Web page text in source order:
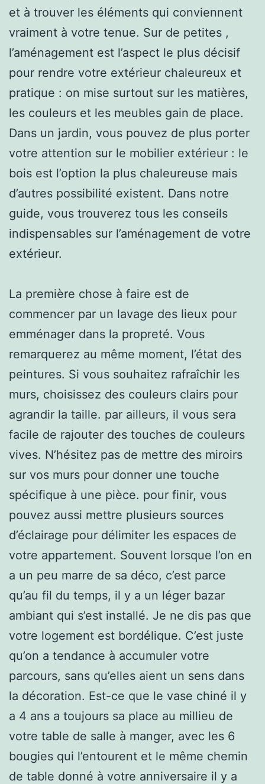
et à trouver les éléments qui conviennent
vraiment à votre tenue. Sur de petites ,
l’aménagement est l’aspect le plus décisif
pour rendre votre extérieur chaleureux et
pratique : on mise surtout sur les matières,
les couleurs et les meubles gain de place.
Dans un jardin, vous pouvez de plus porter
votre attention sur le mobilier extérieur : le
bois est l’option la plus chaleureuse mais
d’autres possibilité existent. Dans notre
guide, vous trouverez tous les conseils
indispensables sur l’aménagement de votre
extérieur.
La première chose à faire est de
commencer par un lavage des lieux pour
emménager dans la propreté. Vous
remarquerez au même moment, l’état des
peintures. Si vous souhaitez rafraîchir les
murs, choisissez des couleurs clairs pour
agrandir la taille. par ailleurs, il vous sera
facile de rajouter des touches de couleurs
vives. N’hésitez pas de mettre des miroirs
sur vos murs pour donner une touche
spécifique à une pièce. pour finir, vous
pouvez aussi mettre plusieurs sources
d’éclairage pour délimiter les espaces de
votre appartement. Souvent lorsque l’on en
a un peu marre de sa déco, c’est parce
qu’au fil du temps, il y a un léger bazar
ambiant qui s’est installé. Je ne dis pas que
votre logement est bordélique. C’est juste
qu’on a tendance à accumuler votre
parcours, sans qu’elles aient un sens dans
la décoration. Est-ce que le vase chiné il y
a 4 ans a toujours sa place au millieu de
votre table de salle à manger, avec les 6
bougies qui l’entourent et le même chemin
de table donné à votre anniversaire il y a